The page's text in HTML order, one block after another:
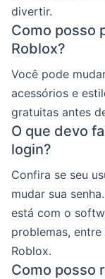
divertir.
Como posso
Roblox?
Você pode
acessórios e
gratuitas antes
O que devo
login?
Confira se seu
mudar sua
está com o
problemas,
Roblox.
Como posso